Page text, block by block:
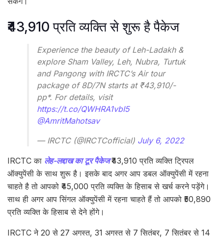
₹43,910 प्रति व्यक्ति से शुरू है पैकेज
Experience the beauty of Leh-Ladakh &
explore Sham Valley, Leh, Nubra, Turtuk
and Pangong with IRCTC’s Air tour
package of 8D/7N starts at ₹43,910/-
pp*. For details, visit
https://t.co/QWHRA1vbI5
@AmritMahotsav
— IRCTC (@IRCTCofficial) July 6, 2022
IRCTC का लेह-लद्दाख का टूर पैकेज ₹43,910 प्रति व्यक्ति ट्रिपल
ऑक्युपेंसी के साथ शुरू है। इसके बाद अगर आप डबल ऑक्युपेंसी में रहना
चाहते है तो आपको ₹45,000 प्रति व्यक्ति के हिसाब से खर्च करने पड़ेंगे।
साथ ही अगर आप सिंगल ऑक्युपेंसी में रहना चाहते हैं तो आपको ₹50,890
प्रति व्यक्ति के हिसाब से देने होंगे।
IRCTC ने 20 से 27 अगस्त, 31 अगस्त से 7 सितंबर, 7 सितंबर से 14